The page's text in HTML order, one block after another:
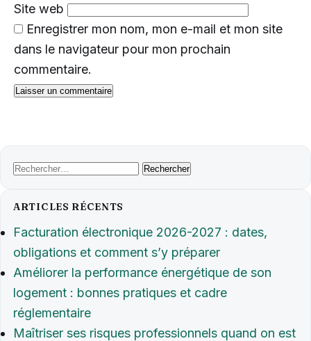
Site web
Enregistrer mon nom, mon e-mail et mon site
dans le navigateur pour mon prochain
commentaire.
Rechercher :
ARTICLES RÉCENTS
Facturation électronique 2026-2027 : dates,
obligations et comment s’y préparer
Améliorer la performance énergétique de son
logement : bonnes pratiques et cadre
réglementaire
Maîtriser ses risques professionnels quand on est